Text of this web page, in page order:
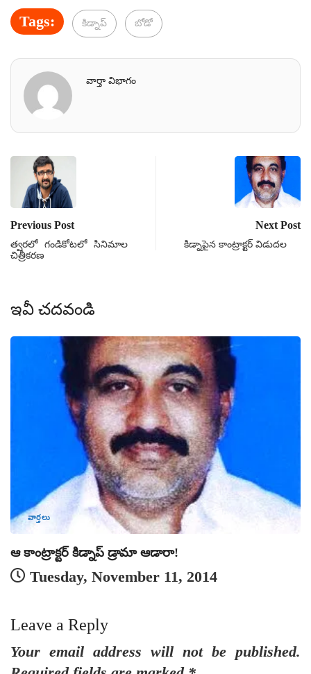
Tags: కిడ్నాప్ బోడో
వార్తా విభాగం
Previous Post
త్వరలో గండికోటలో సినిమాల
చిత్రీకరణ
Next Post
కిడ్నాపైన కాంట్రాక్టర్ విడుదల
ఇవీ చదవండి
వార్తలు
ఆ కాంట్రాక్టర్ కిడ్నాప్ డ్రామా ఆడారా!
Tuesday, November 11, 2014
Leave a Reply
Your email address will not be published.